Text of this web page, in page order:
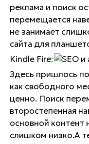
реклама и поиск
перемещается
не занимает
сайта для
Kindle Fire:
Здесь пришлось
как свободного
ценно. Поиск
второстепенная
основной контент
слишком низко.А